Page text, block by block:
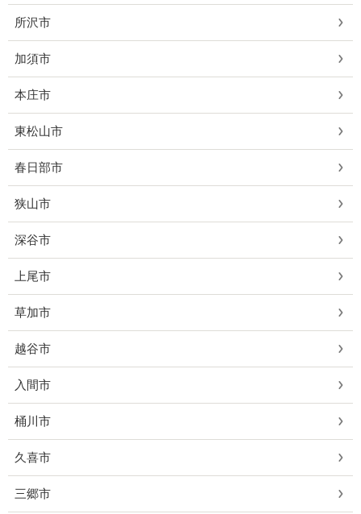
所沢市
加須市
本庄市
東松山市
春日部市
狭山市
深谷市
上尾市
草加市
越谷市
入間市
桶川市
久喜市
三郷市